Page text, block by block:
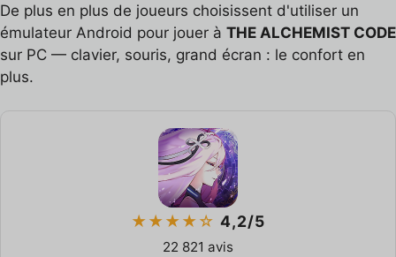
De plus en plus de joueurs choisissent d'utiliser un
émulateur Android pour jouer à THE ALCHEMIST CODE
sur PC — clavier, souris, grand écran : le confort en
plus.
★★★★☆ 4,2/5
22 821 avis